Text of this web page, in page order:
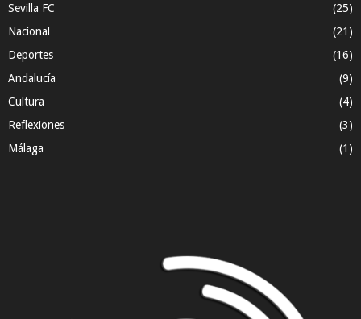
Sevilla FC
(25)
Nacional
(21)
Deportes
(16)
Andalucía
(9)
Cultura
(4)
Reflexiones
(3)
Málaga
(1)